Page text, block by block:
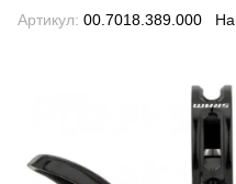
Артикул: 00.7018.389.000